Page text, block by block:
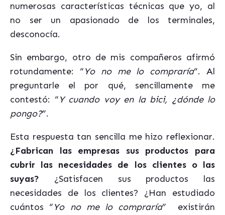
numerosas características técnicas que yo, al
no ser un apasionado de los terminales,
desconocía.
Sin embargo, otro de mis compañeros afirmó
rotundamente: “Yo no me lo compraría”. Al
preguntarle el por qué, sencillamente me
contestó: “Y cuando voy en la bici, ¿dónde lo
pongo?”.
Esta respuesta tan sencilla me hizo reflexionar.
¿Fabrican las empresas sus productos para
cubrir las necesidades de los clientes o las
suyas? ¿Satisfacen sus productos las
necesidades de los clientes? ¿Han estudiado
cuántos “Yo no me lo compraría” existirán